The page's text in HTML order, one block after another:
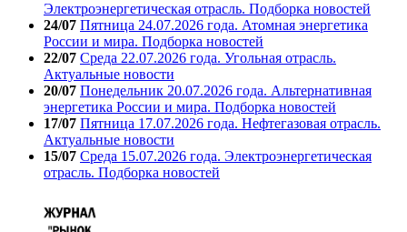
Электроэнергетическая отрасль. Подборка новостей
24/07 Пятница 24.07.2026 года. Атомная энергетика
России и мира. Подборка новостей
22/07 Среда 22.07.2026 года. Угольная отрасль.
Актуальные новости
20/07 Понедельник 20.07.2026 года. Альтернативная
энергетика России и мира. Подборка новостей
17/07 Пятница 17.07.2026 года. Нефтегазовая отрасль.
Актуальные новости
15/07 Среда 15.07.2026 года. Электроэнергетическая
отрасль. Подборка новостей